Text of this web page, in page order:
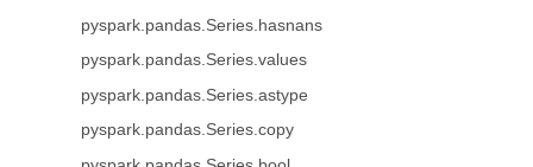
pyspark.pandas.Series.hasnans
pyspark.pandas.Series.values
pyspark.pandas.Series.astype
pyspark.pandas.Series.copy